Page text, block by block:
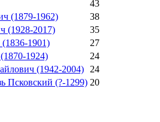
43
(1879-1962)
38
(1928-2017)
35
1901)
27
1924)
24
(1942-2004)
24
Псковский (?-1299) 20